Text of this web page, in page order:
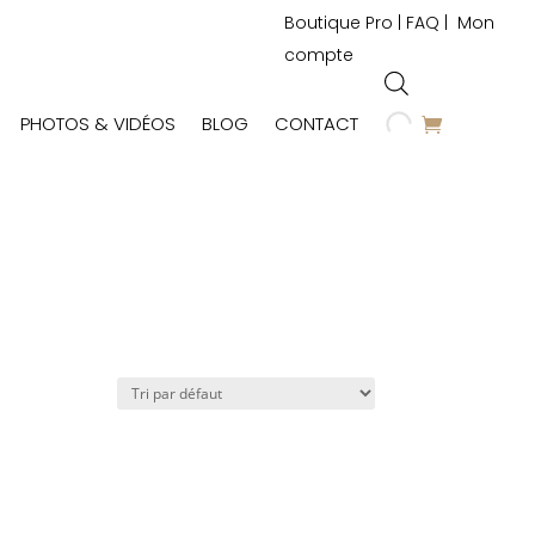
Boutique Pro FAQ
Mon
compte
PHOTOS & VIDÉOS BLOG CONTACT